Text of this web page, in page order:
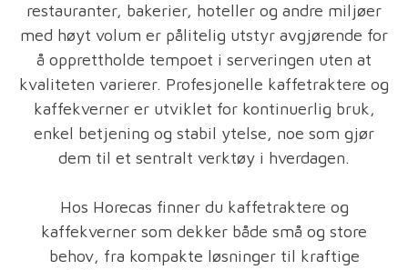
restauranter, bakerier, hoteller og andre miljøer
med høyt volum er pålitelig utstyr avgjørende for
å opprettholde tempoet i serveringen uten at
kvaliteten varierer. Profesjonelle kaffetraktere og
kaffekverner er utviklet for kontinuerlig bruk,
enkel betjening og stabil ytelse, noe som gjør
dem til et sentralt verktøy i hverdagen.
Hos Horecas finner du kaffetraktere og
kaffekverner som dekker både små og store
behov, fra kompakte løsninger til kraftige